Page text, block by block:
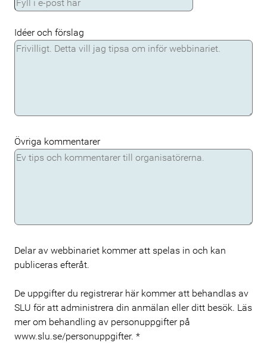
Idéer och förslag
Övriga kommentarer
Delar av webbinariet kommer att spelas in och kan
publiceras efteråt.
De uppgifter du registrerar här kommer att behandlas av
SLU för att administrera din anmälan eller ditt besök. Läs
mer om behandling av personuppgifter på
www.slu.se/personuppgifter. *